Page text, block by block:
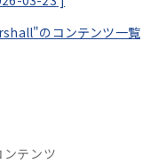
のコンテンツ一覧
テンツ